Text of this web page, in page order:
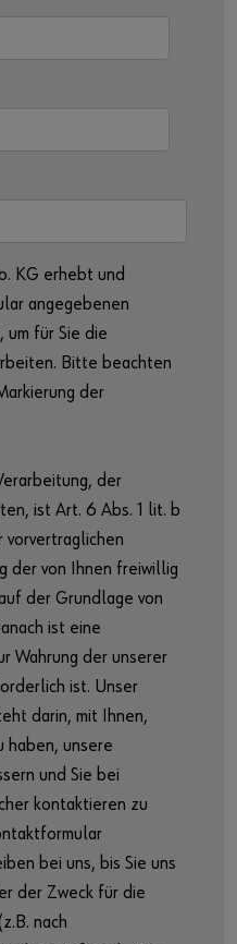
KG erhebt und
angegebenen
für Sie die
Bitte beachten
der
der
ist Art. 6 Abs. 1 lit. b
vorvertraglichen
der von Ihnen freiwillig
der Grundlage von
ist eine
Wahrung der unserer
ist. Unser
darin, mit Ihnen,
haben, unsere
und Sie bei
kontaktieren zu
bei uns, bis Sie uns
der Zweck für die
nach